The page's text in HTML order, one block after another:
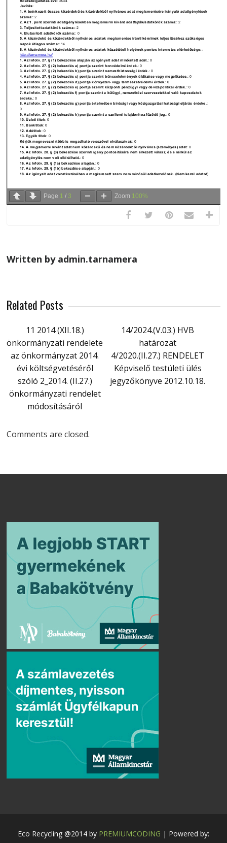
Page 1 / 3 Zoom 100%
Written by admin.tarnamera
Related Posts
11 2014 (XII.18.)
önkormányzati rendelete
az önkormányzat 2014.
évi költségvetéséről
szóló 2_2014. (II.27.)
önkormányzati rendelet
módosításáról
14/2024.(V.03.) HVB
határozat
4/2020.(II.27.) RENDELET
Képviselő testületi ülés
jegyzőkönyve 2012.10.18.
Comments are closed.
Eco Recycling @2014 by PREMIUMCODING | Powered by: